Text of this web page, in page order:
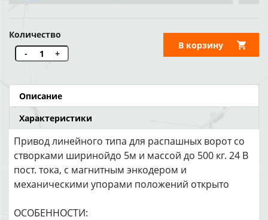
Количество
-
+
В корзину
Описание
Характеристики
Привод линейного типа для распашных ворот со
створками ширинойдо 5м и массой до 500 кг. 24 В
пост. тока, с магнитным энкодером и
механическими упорами положений открыто
ОСОБЕННОСТИ: